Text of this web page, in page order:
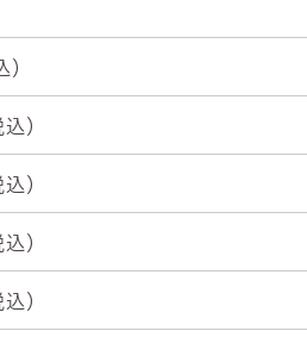
）
）
）
）